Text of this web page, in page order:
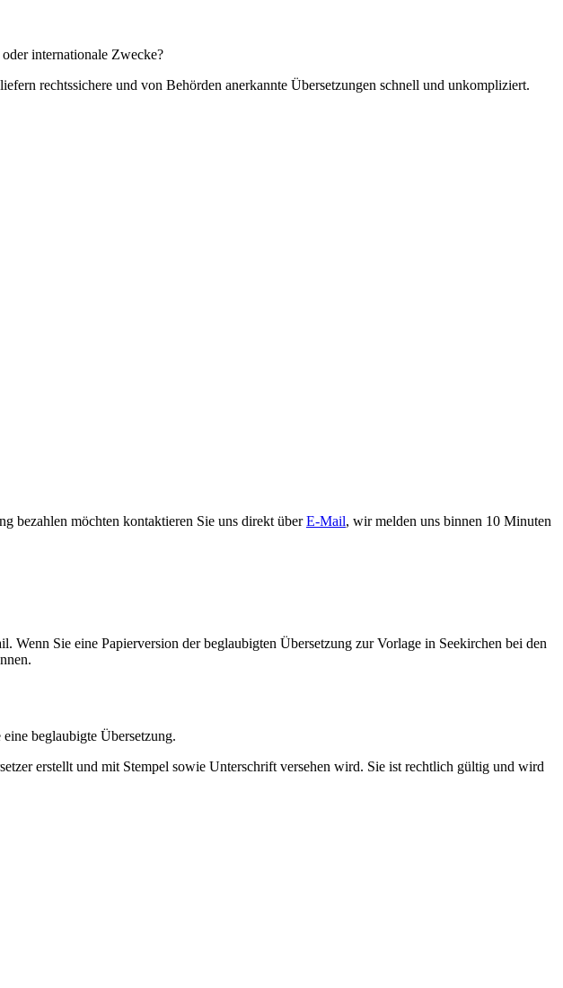
internationale Zwecke?
rechtssichere und von Behörden anerkannte Übersetzungen schnell und unkompliziert.
bezahlen möchten kontaktieren Sie uns direkt überE-Mail, wir melden uns binnen 10 Minuten
Wenn Sie eine Papierversion der beglaubigten Übersetzung zur Vorlage in Seekirchen bei den
beglaubigte Übersetzung.
erstellt und mit Stempel sowie Unterschrift versehen wird. Sie ist rechtlich gültig und wird